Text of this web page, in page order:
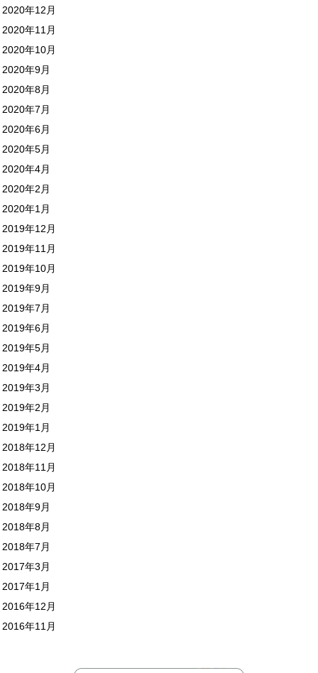
2020年12月
2020年11月
2020年10月
2020年9月
2020年8月
2020年7月
2020年6月
2020年5月
2020年4月
2020年2月
2020年1月
2019年12月
2019年11月
2019年10月
2019年9月
2019年7月
2019年6月
2019年5月
2019年4月
2019年3月
2019年2月
2019年1月
2018年12月
2018年11月
2018年10月
2018年9月
2018年8月
2018年7月
2017年3月
2017年1月
2016年12月
2016年11月